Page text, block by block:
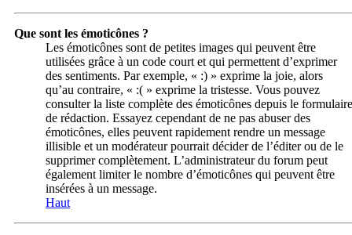
Que sont les émoticônes ?
Les émoticônes sont de petites images qui peuvent être
utilisées grâce à un code court et qui permettent d’exprimer
des sentiments. Par exemple, « :) » exprime la joie, alors
qu’au contraire, « :( » exprime la tristesse. Vous pouvez
consulter la liste complète des émoticônes depuis le formulaire
de rédaction. Essayez cependant de ne pas abuser des
émoticônes, elles peuvent rapidement rendre un message
illisible et un modérateur pourrait décider de l’éditer ou de le
supprimer complètement. L’administrateur du forum peut
également limiter le nombre d’émoticônes qui peuvent être
insérées à un message.
Haut